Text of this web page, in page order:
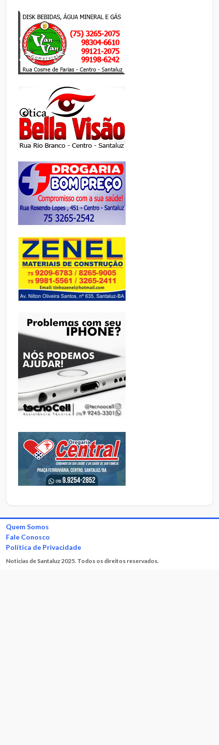
Quem Somos
Fale Conosco
Política de Privacidade
Noticias de Santaluz 2025. Todos os direitos reservados.